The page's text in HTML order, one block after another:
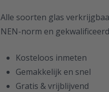
Alle soorten glas
NEN-norm en
Kosteloos inmeten
Gemakkelijk en snel
Gratis & vrijblijvend